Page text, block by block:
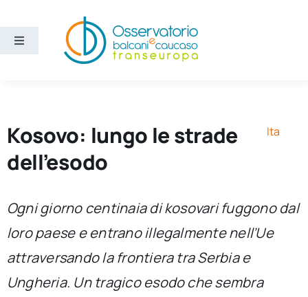
contenuto
Toggle
Ricerca e divulgazione
Sezioni
Chi siamo
Kosovo: lungo le strade
dell’esodo
Ita
Ogni giorno centinaia di kosovari fuggono dal
loro paese e entrano illegalmente nell’Ue
attraversando la frontiera tra Serbia e
Ungheria. Un tragico esodo che sembra